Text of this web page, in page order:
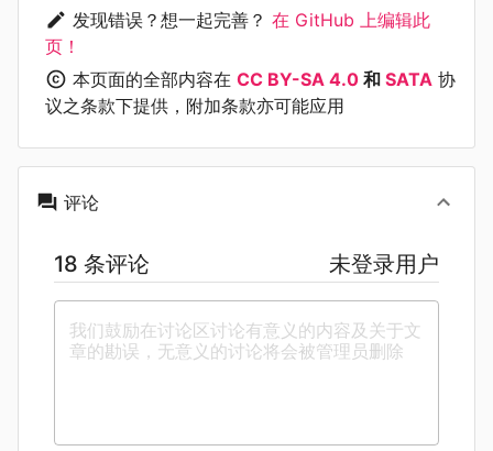
发现错误？想一起完善？ 在 GitHub 上编辑此
页！
本页面的全部内容在 CC BY-SA 4.0 和 SATA 协
议之条款下提供，附加条款亦可能应用
评论
18 条评论 未登录用户